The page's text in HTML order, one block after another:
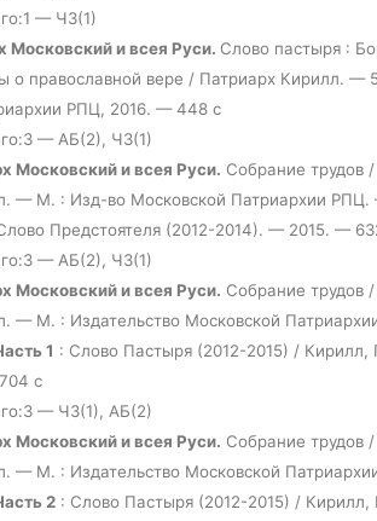
— ЧЗ(1)
Московский и всея Руси. Слово пастыря :
о православной вере / Патриарх Кирилл.
РПЦ, 2016. — 448 с
— АБ(2), ЧЗ(1)
Московский и всея Руси. Собрание трудов
— М. : Изд-во Московской Патриархии РПЦ.
Предстоятеля (2012-2014). — 2015. —
— АБ(2), ЧЗ(1)
Московский и всея Руси. Собрание трудов
— М. : Издательство Московской
1 : Слово Пастыря (2012-2015) / Кирилл,
с
— ЧЗ(1), АБ(2)
Московский и всея Руси. Собрание трудов
— М. : Издательство Московской
2 : Слово Пастыря (2012-2015) / Кирилл,